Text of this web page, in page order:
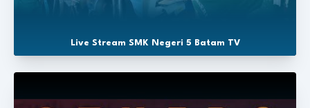
Live Stream SMK Negeri 5 Batam TV